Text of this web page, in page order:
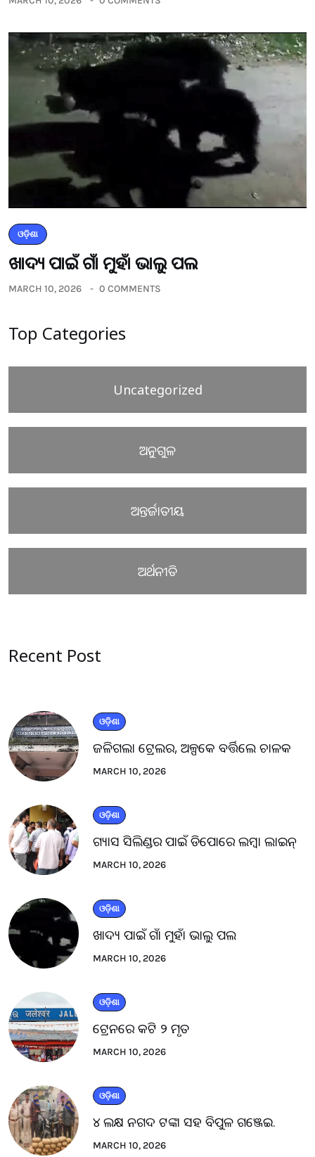
ଓଡ଼ିଶା
ଖାଦ୍ୟ ପାଇଁ ଗାଁ ମୁହାଁ ଭାଲୁ ପଲ
MARCH 10, 2026 0 COMMENTS
Top Categories
Uncategorized
ଅନୁଗୁଳ
ଅନ୍ତର୍ଜାତୀୟ
ଅର୍ଥନୀତି
Recent Post
ଓଡ଼ିଶା
ଜଳିଗଲା ଟ୍ରେଲର, ଅଳ୍ପକେ ବର୍ତ୍ତିଲେ ଚାଳକ
MARCH 10, 2026
ଓଡ଼ିଶା
ଗ୍ୟାସ ସିଲିଣ୍ଡର ପାଇଁ ଡିପୋରେ ଲମ୍ବା ଲାଇନ୍
MARCH 10, 2026
ଓଡ଼ିଶା
ଖାଦ୍ୟ ପାଇଁ ଗାଁ ମୁହାଁ ଭାଲୁ ପଲ
MARCH 10, 2026
ଓଡ଼ିଶା
ଟ୍ରେନରେ କଟି ୨ ମୃତ
MARCH 10, 2026
ଓଡ଼ିଶା
୪ ଲକ୍ଷ ନଗଦ ଟଙ୍କା ସହ ବିପୁଳ ଗଞ୍ଜେଇ.
MARCH 10, 2026